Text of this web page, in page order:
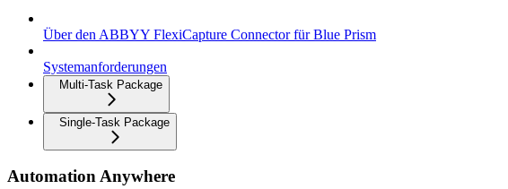
Über den ABBYY FlexiCapture Connector für Blue Prism
Systemanforderungen
Multi-Task Package
Single-Task Package
Automation Anywhere